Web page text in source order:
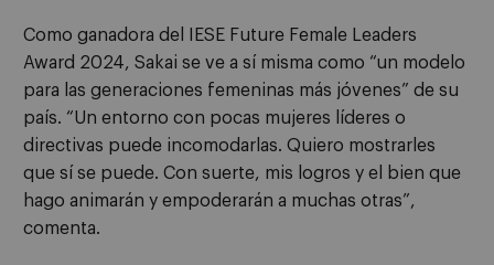
Como ganadora del IESE Future Female Leaders
Award 2024, Sakai se ve a sí misma como “un modelo
para las generaciones femeninas más jóvenes” de su
país. “Un entorno con pocas mujeres líderes o
directivas puede incomodarlas. Quiero mostrarles
que sí se puede. Con suerte, mis logros y el bien que
hago animarán y empoderarán a muchas otras”,
comenta.